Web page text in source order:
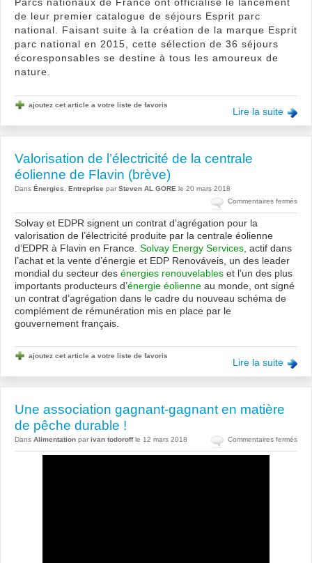
de leur premier catalogue de séjours Esprit parc
national. Faisant suite à la création de la marque Esprit
parc national en 2015, cette sélection de 36 séjours
écoresponsables se destine à tous les amoureux de
nature.
Lire la suite
ajoutez cet article a votre liste de favoris
Valorisation de l’électricité de la centrale
éolienne de Flavin (brève)
Dans Énergies Entreprise par Steven AL GORE le 20 mars 2018
Commentaires ferméssur
Solvay et EDPR signent un contrat d’agrégation pour la
valorisation de l’électricité produite par la centrale éolienne
d’EDPR à Flavin en France. Solvay Energy Services , actif dans
l’achat et la vente d’énergie et EDP Renováveis, un des leader
mondial du secteur des énergies renouvelables et l’un des plus
importants producteurs d’énergie éolienne au monde, ont signé
un contrat d’agrégation dans le cadre du nouveau schéma de
complément de rémunération mis en place par le
gouvernement français.
Lire la suite
ajoutez cet article a votre liste de favoris
Une association gagnant-gagnant en matière
de pêche durable !
Dans Alimentation par ivan todoroffle 12 mars 2018 Commentaires ferméssur
Une